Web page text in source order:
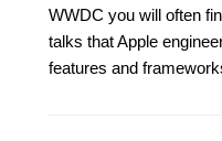
WWDC you will often
talks that Apple
features and